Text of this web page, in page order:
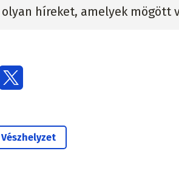
híreket, amelyek mögött
Vészhelyzet